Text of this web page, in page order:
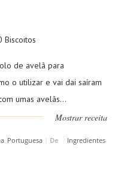
Biscoitos
de avelã para
o utilizar e vai dai saíram
umas avelãs...
Mostrar receita
, Portuguesa| De
Ingredientes